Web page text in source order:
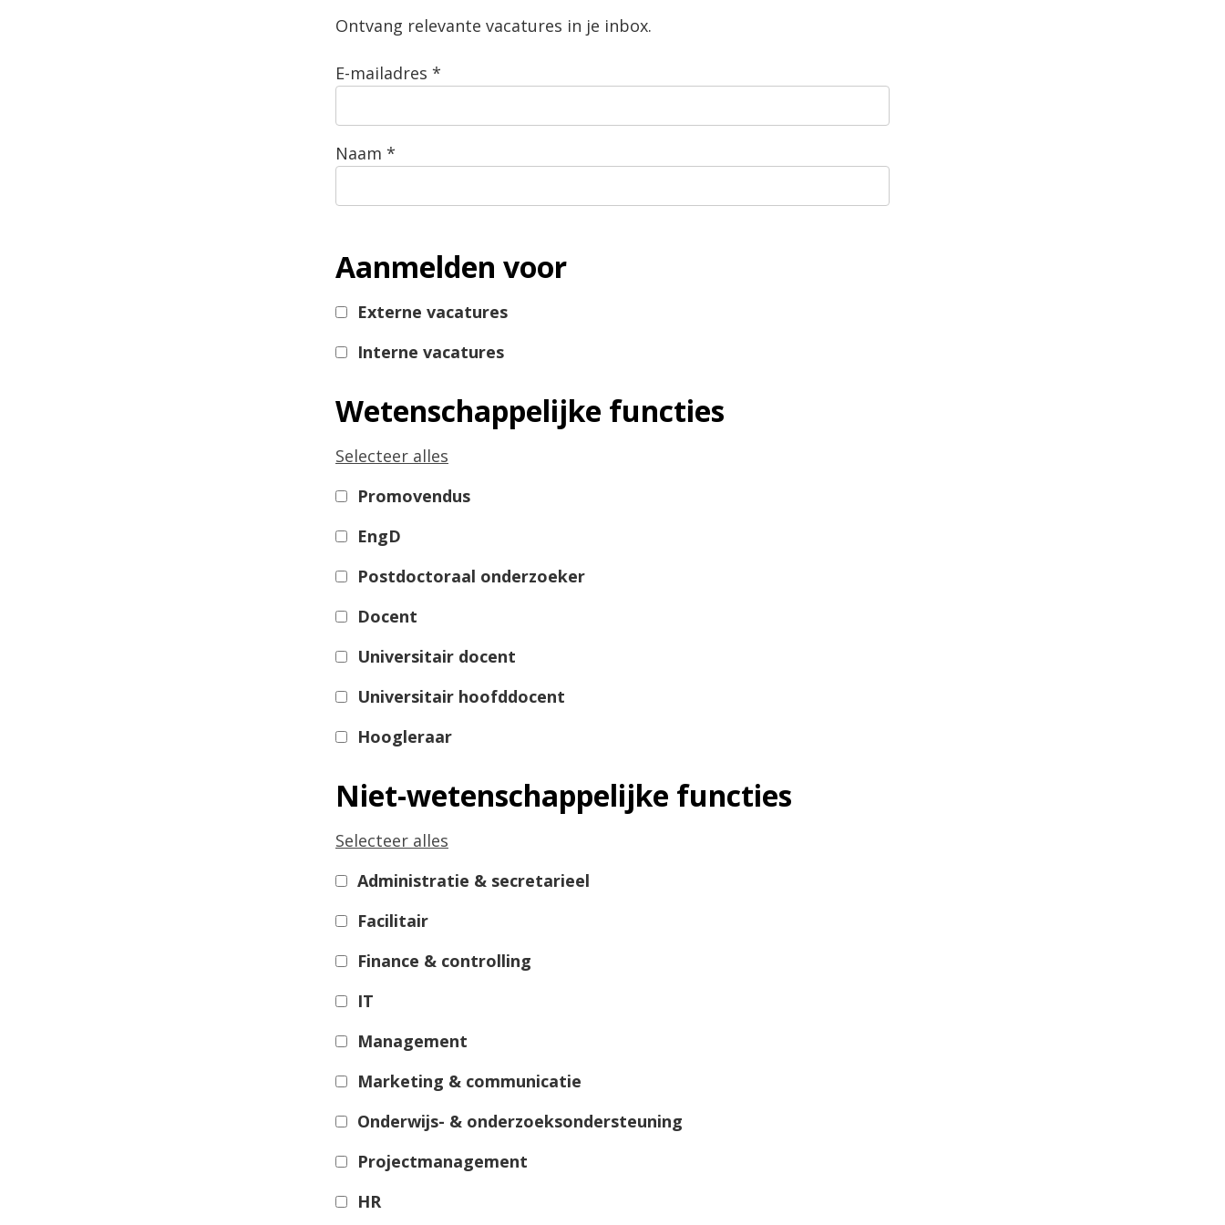
Ontvang relevante vacatures in je inbox.
E-mailadres *
Naam *
Aanmelden voor
Externe vacatures
Interne vacatures
Wetenschappelijke functies
Selecteer alles
Promovendus
EngD
Postdoctoraal onderzoeker
Docent
Universitair docent
Universitair hoofddocent
Hoogleraar
Niet-wetenschappelijke functies
Selecteer alles
Administratie & secretarieel
Facilitair
Finance & controlling
IT
Management
Marketing & communicatie
Onderwijs- & onderzoeksondersteuning
Projectmanagement
HR